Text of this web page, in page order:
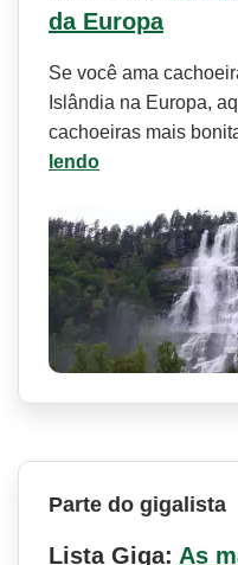
da Europa
Se você ama
Islândia na Europa,
cachoeiras mais
lendo
Parte do gigalista
Lista Giga: As